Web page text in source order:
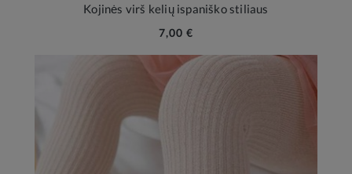
Kojinės virš kelių ispaniško stiliaus
7,00 €